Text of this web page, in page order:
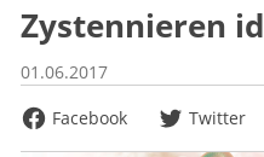
Zystennieren
01.06.2017
Facebook
Twitter